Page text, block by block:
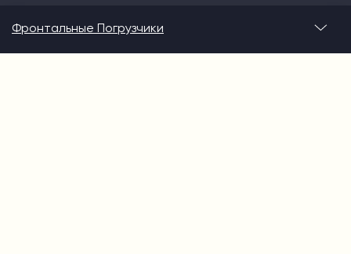
Фронтальные Погрузчики